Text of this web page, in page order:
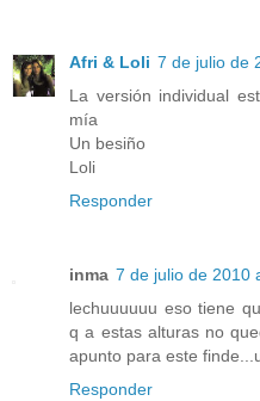
Afri & Loli 7 de julio de
La versión individual
mía
Un besiño
Loli
Responder
inma 7 de julio de 2010
lechuuuuuu eso tiene
q a estas alturas no
apunto para este
Responder